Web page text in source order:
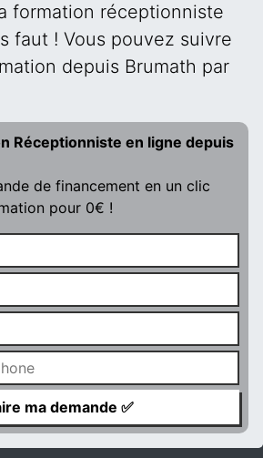
formation réceptionniste
faut ! Vous pouvez suivre
depuis Brumath par
Réceptionniste en ligne depuis
de financement en un clic
pour 0€ !